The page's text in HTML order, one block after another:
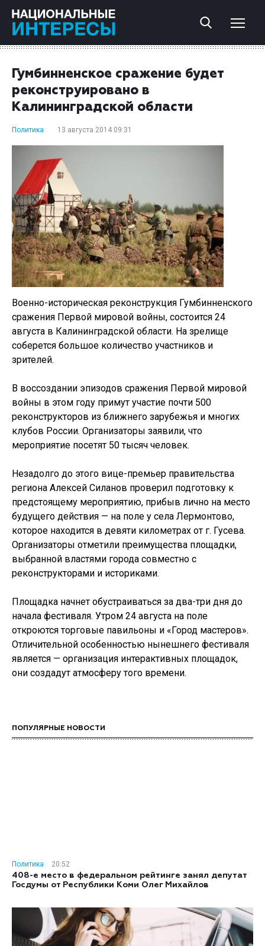
Гумбинненское сражение будет
реконструировано в
Калининградской области
Политика 13 августа 2014 09:31
Военно-историческая реконструкция Гумбинненского
сражения Первой мировой войны, состоится 24
августа в Калининградской области. На зрелище
соберется большое количество участников и
зрителей.
В воссоздании эпизодов сражения Первой мировой
войны в этом году примут участие почти 500
реконструкторов из ближнего зарубежья и многих
клубов России. Организаторы заявили, что
мероприятие посетят 50 тысяч человек.
Незадолго до этого вице-премьер правительства
региона Алексей Силанов проверил подготовку к
предстоящему мероприятию, прибыв лично на место
будущего действия — на поле у села Лермонтово,
которое находится в девяти километрах от г. Гусева.
Организаторы отметили преимущества площадки,
выбранной властями города совместно с
реконструкторами и историками.
Площадка начнет обустраиваться за два-три дня до
начала фестиваля. Утром 24 августа на поле
откроются торговые павильоны и «Город мастеров».
Отличительной особенностью нынешнего фестиваля
является — организация интерактивных площадок,
они создадут атмосферу того времени.
ПОПУЛЯРНЫЕ НОВОСТИ
Политика
20:52
408-е место в федеральном рейтинге занял депутат
Госдумы от Республики Коми Олег Михайлов